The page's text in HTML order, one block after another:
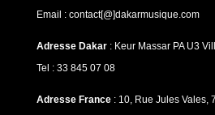
Email : contact[@]dakarmusique.com
Adresse Dakar: Keur Massar PA U3
Tel : 33 845 07 08
Adresse France: 10, Rue Jules Vales,